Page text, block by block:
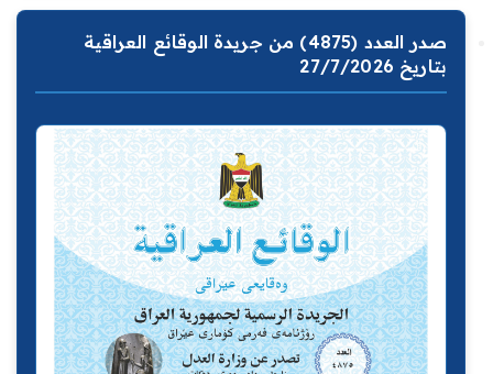
صدر العدد (4875) من جريدة الوقائع العراقية
بتاريخ 27/7/2026